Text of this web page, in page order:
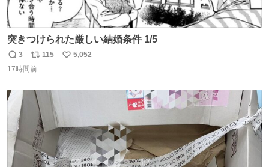
突きつけられた厳しい結婚条件 1/5
返
信
3
リ
ポ
ト
115
い
5,052
17時間前